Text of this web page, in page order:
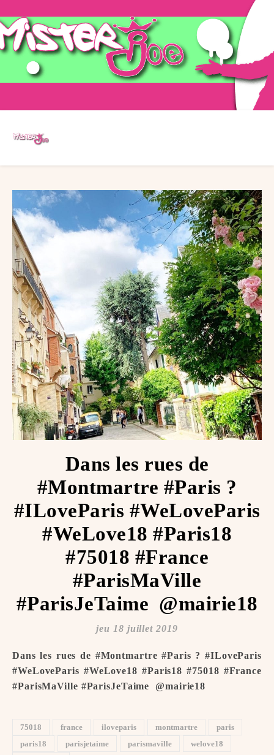
Dans les rues de
#Montmartre #Paris ?
#ILoveParis #WeLoveParis
#WeLove18 #Paris18
#75018 #France
#ParisMaVille
#ParisJeTaime ️ @mairie18
jeu 18 juillet 2019
Dans les rues de #Montmartre #Paris ? #ILoveParis
#WeLoveParis #WeLove18 #Paris18 #75018 #France
#ParisMaVille #ParisJeTaime ️ @mairie18
75018 france iloveparis montmartre
paris
paris18
parisjetaime parismaville
welove18